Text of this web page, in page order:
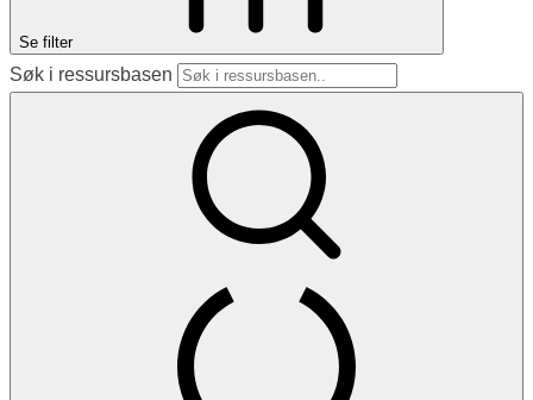
Se filter
Søk i ressursbasen